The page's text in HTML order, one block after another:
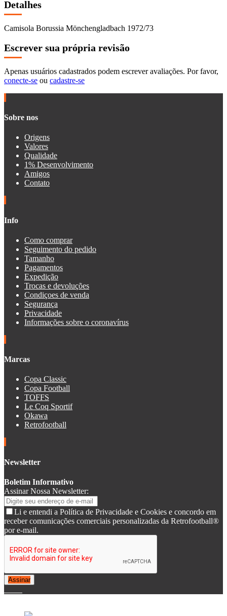
Detalhes
Camisola Borussia Mönchengladbach 1972/73
Escrever sua própria revisão
Apenas usuários cadastrados podem escrever avaliações. Por favor,
conecte-se ou cadastre-se
Sobre nos
Origens
Valores
Qualidade
1% Desenvolvimento
Amigos
Contato
Info
Como comprar
Seguimento do pedido
Tamanho
Pagamentos
Expedição
Trocas e devoluções
Condiçoes de venda
Segurança
Privacidade
Informações sobre o coronavírus
Marcas
Copa Classic
Copa Football
TOFFS
Le Coq Sportif
Okawa
Retrofootball
Newsletter
Boletim Informativo
Assinar Nossa Newsletter:
Li e entendi a Política de Privacidade e Cookies e concordo em
receber comunicações comerciais personalizadas da Retrofootball®
por e-mail.
Assinar